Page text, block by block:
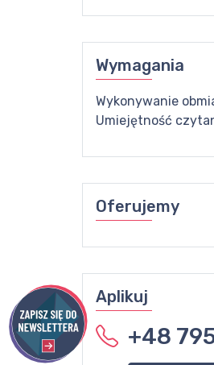
Wymagania
Wykonywanie
Umiejętność
Oferujemy
Aplikuj
+48